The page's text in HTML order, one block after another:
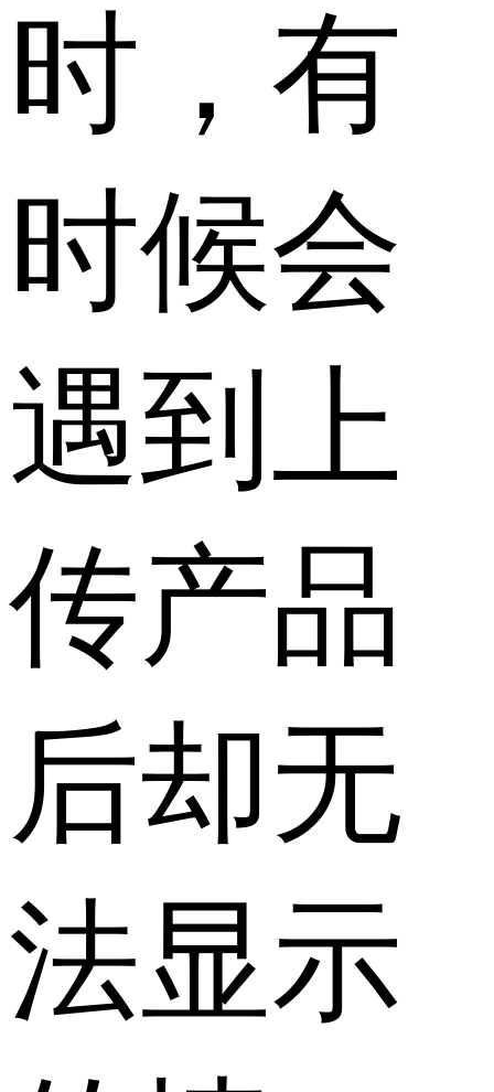
时，有
时候会
遇到上
传产品
后却无
法显示